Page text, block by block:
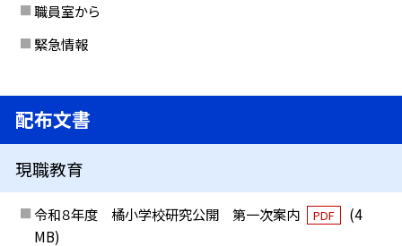
職員室から
緊急情報
配布文書
現職教育
令和８年度 橘小学校研究公開 第一次案内 PDF
(4
MB)